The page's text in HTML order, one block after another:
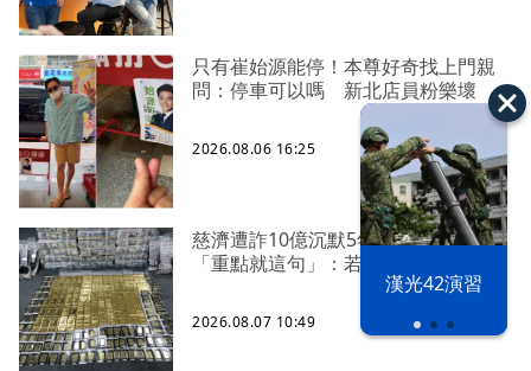
漢光42演習
只有崔始源能停！本尊好奇找上門親
問：停車可以嗎 新北店員粉樂壞
2026.08.06 16:25
慈濟遭詐10億沉默5年 四叉貓看聲明
「重點就這句」：若判有罪錢還我
2026.08.07 10:49